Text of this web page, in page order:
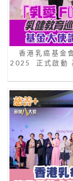
香港乳癌基金
2025 正式啟動